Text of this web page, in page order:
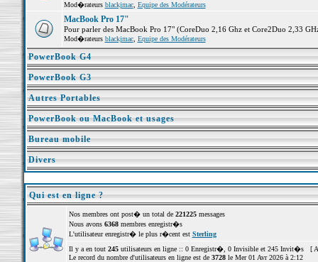
Mod�rateurs blackjmac, Equipe des Modérateurs
MacBook Pro 17"
Pour parler des MacBook Pro 17" (CoreDuo 2,16 Ghz et Core2Duo 2,33
Mod�rateurs blackjmac, Equipe des Modérateurs
PowerBook G4
PowerBook G3
Autres Portables
PowerBook ou MacBook et usages
Bureau mobile
Divers
Qui est en ligne ?
Nos membres ont post� un total de 221225messages
Nous avons 6368membres enregistr�s
L'utilisateur enregistr� le plus r�cent est Sterling
Il y a en tout 245utilisateurs en ligne :: 0 Enregistr�, 0 Invisible et 245 Invit�s [
Le record du nombre d'utilisateurs en ligne est de 3728le Mer 01 Avr 2026 à 2:12